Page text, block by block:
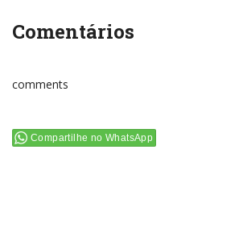
Comentários
comments
Compartilhe no WhatsApp